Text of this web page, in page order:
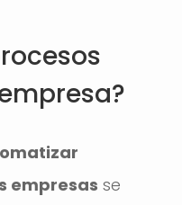
empresas se